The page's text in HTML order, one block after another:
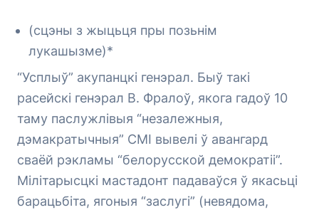
(сцэны з жыцьця пры позьнім
лукашызме)*
“Усплыў” акупанцкі генэрал. Быў такі
расейскі генэрал В. Фралоў, якога гадоў 10
таму паслужлівыя “незалежныя,
дэмакратычныя” СМІ вывелі ў авангард
сваёй рэкламы “белорусской демократіі”.
Мілітарысцкі мастадонт падаваўся ў якасьці
барацьбіта, ягоныя “заслугі” (невядома,